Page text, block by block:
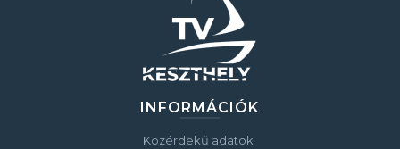
INFORMÁCIÓK
Közérdekű adatok